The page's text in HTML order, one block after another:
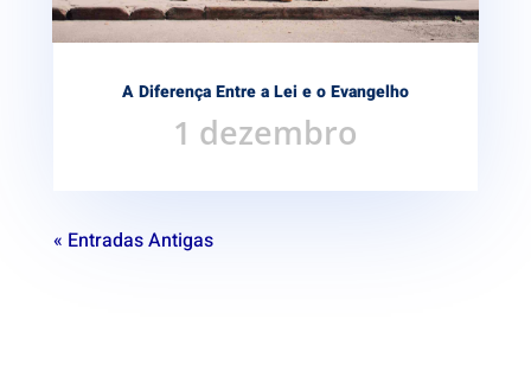
A Diferença Entre a Lei e o Evangelho
1 dezembro
« Entradas Antigas